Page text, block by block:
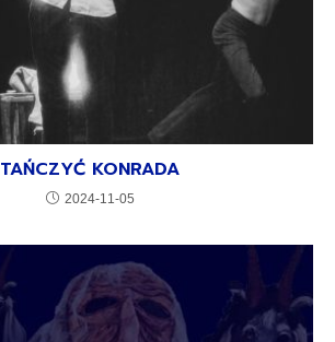
TAŃCZYĆ KONRADA
2024-11-05